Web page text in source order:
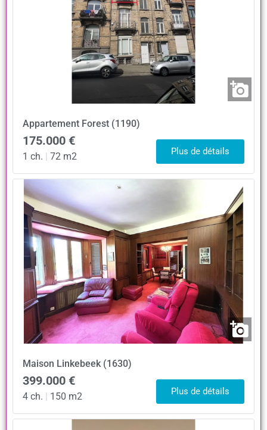
Appartement Forest (1190)
175.000 €
1 ch. | 72 m2 Plus de détails
Maison Linkebeek (1630)
399.000 €
4 ch. 150 m2 Plus de détails